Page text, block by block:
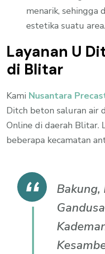
menarik, sehingga
estetika suatu area.
Layanan U
di Blitar
Kami Nusantara
Ditch beton saluran air
Online di daerah Blitar.
beberapa kecamatan
Bakung,